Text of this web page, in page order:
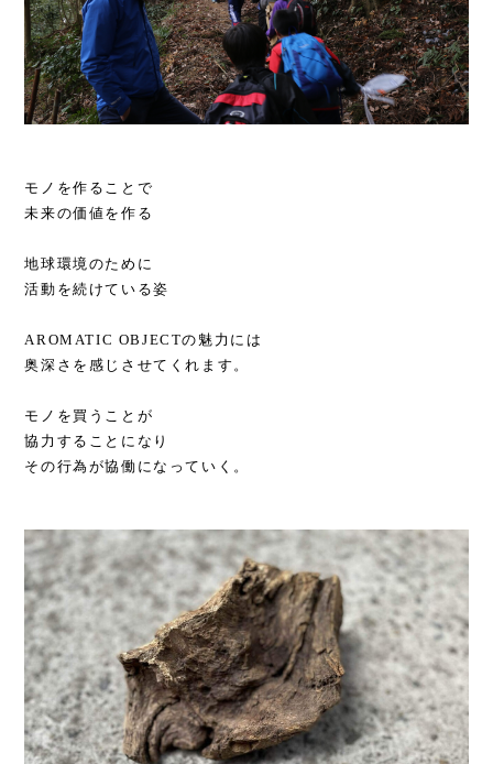
モノを作ることで
未来の価値を作る
地球環境のために
活動を続けている姿
AROMATIC OBJECTの魅力には
奥深さを感じさせてくれます。
モノを買うことが
協力することになり
その行為が協働になっていく。